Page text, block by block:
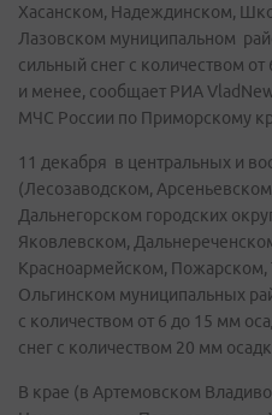
Хасанском, Надеждинском,
Лазовском муниципальном
сильный снег с количеством
и менее, сообщает РИА
МЧС России по Приморскому
11 декабря в центральных и
(Лесозаводском,
Дальнегорском городских
Яковлевском,
Красноармейском, Пожарском,
Ольгинском муниципальных
с количеством от 6 до 15 мм
снег с количеством 20 мм
В крае (в Артемовском